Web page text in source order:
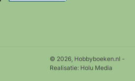
© 2026, Hobbyboeken.nl -
Realisatie: Holu Media